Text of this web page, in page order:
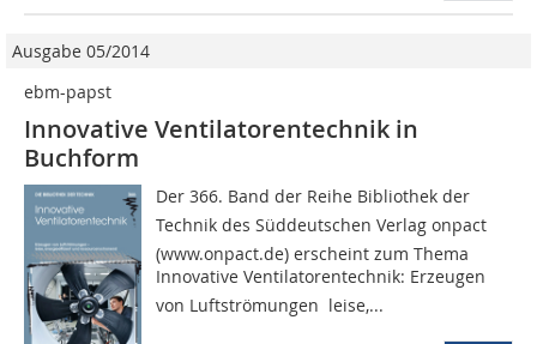
Ausgabe 05/2014
ebm-papst
Innovative Ventilatorentechnik in
Buchform
Der 366. Band der Reihe Bibliothek der
Technik des Süddeutschen Verlag onpact
(www.onpact.de) erscheint zum Thema
Innovative Ventilatorentechnik: Erzeugen
von Luftströmungen  leise,...